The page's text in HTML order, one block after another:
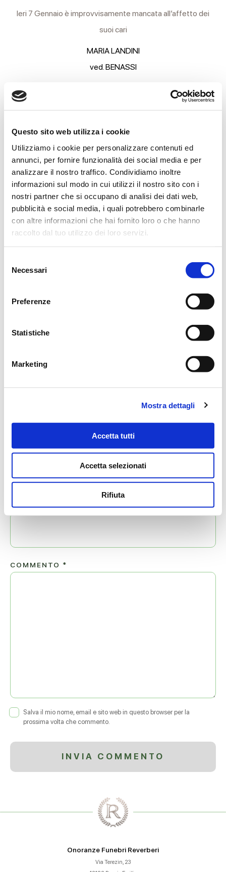
Questo sito web utilizza i cookie
Utilizziamo i cookie per personalizzare contenuti ed
annunci, per fornire funzionalità dei social media e per
analizzare il nostro traffico. Condividiamo inoltre
informazioni sul modo in cui utilizzi il nostro sito con i
nostri partner che si occupano di analisi dei dati web,
pubblicità e social media, i quali potrebbero combinarle
con altre informazioni che hai fornito loro o che hanno
raccolto dal tuo utilizzo dei loro servizi.
delNecessari
Preferenze
Statistiche
Marketing
Mostra dettagli
Accetta tutti
Accetta selezionati
Rifiuta
Ieri 7 Gennaio è improvvisamente mancata all’affetto dei
suoi cari
MARIA LANDINI
ved. BENASSI
Ne danno il triste annuncio i figli GIANNI, PATRIZIA, FABRIZIO,
tutti.
I funerali si svolgeranno Sabato 10 partendo alle ore 11.45
dalle Camere Ardenti dell’Arcispedale Santa Maria Nuova
per la Chiesa parrocchiale di S. Anselmo (Buco del Signore).
Al termine della funzione religiosa si proseguirà per il
cimitero di Villa Sesso.
CONDIVIDI
Il tuo indirizzo email non sarà pubblicato.
COMMENTO *
NOME
EMAIL*
Salva il mio nome, email e sito web in questo browser per la
prossima volta che commento.
Onoranze Funebri Reverberi
Via Terezin, 23